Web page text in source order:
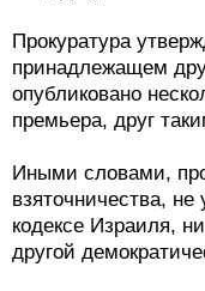
Прокуратура
принадлежащем
опубликовано
премьера, друг
Иными словами,
взяточничества,
кодексе Израиля,
другой